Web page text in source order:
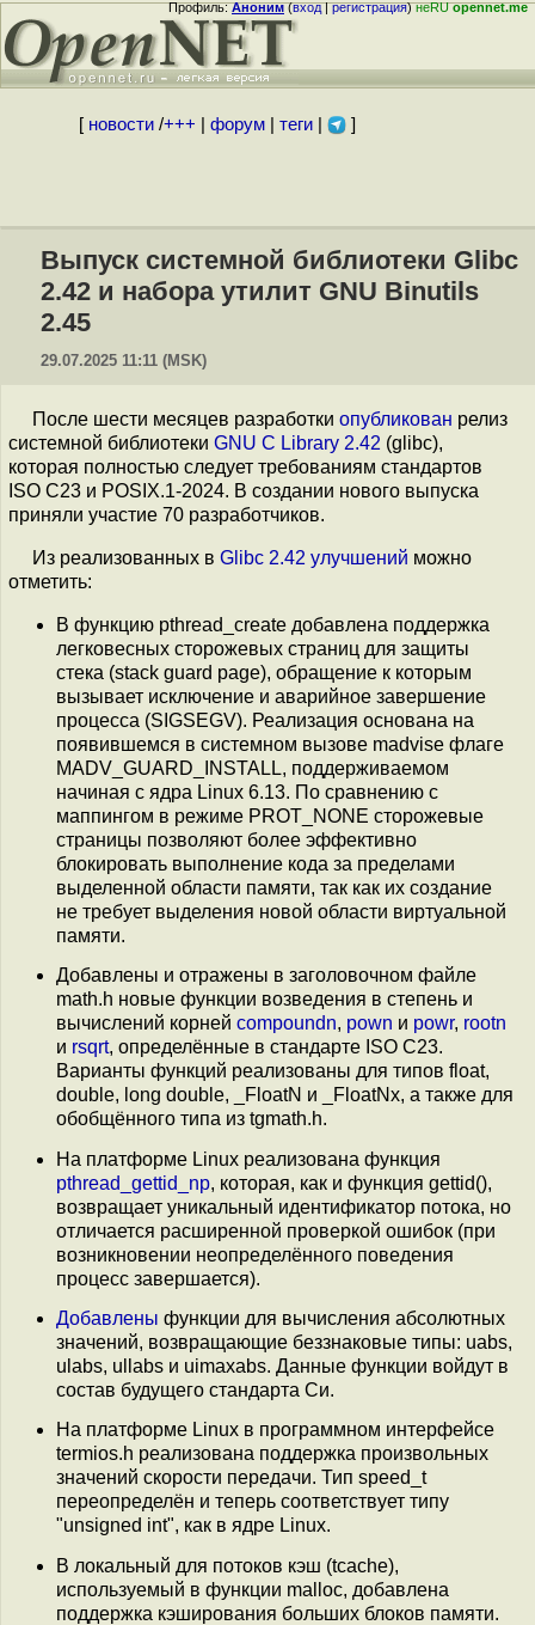
Профиль:Аноним(вход|регистрация)неRUopennet.me
[ новости/+++ форум| теги| ]
Выпуск системной библиотеки Glibc
2.42 и набора утилит GNU Binutils
2.45
29.07.2025 11:11 (MSK)
После шести месяцев разработки опубликован релиз
системной библиотеки GNU C Library 2.42 (glibc),
которая полностью следует требованиям стандартов
ISO C23 и POSIX.1-2024. В создании нового выпуска
приняли участие 70 разработчиков.
Из реализованных в Glibc 2.42 улучшений можно
отметить:
В функцию pthread_create добавлена поддержка
легковесных сторожевых страниц для защиты
стека (stack guard page), обращение к которым
вызывает исключение и аварийное завершение
процесса (SIGSEGV). Реализация основана на
появившемся в системном вызове madvise флаге
MADV_GUARD_INSTALL, поддерживаемом
начиная с ядра Linux 6.13. По сравнению с
маппингом в режиме PROT_NONE сторожевые
страницы позволяют более эффективно
блокировать выполнение кода за пределами
выделенной области памяти, так как их создание
не требует выделения новой области виртуальной
памяти.
Добавлены и отражены в заголовочном файле
math.h новые функции возведения в степень и
вычислений корней compoundn, pown и powr, rootn
и rsqrt, определённые в стандарте ISO C23.
Варианты функций реализованы для типов float,
double, long double, _FloatN и _FloatNx, а также для
обобщённого типа из tgmath.h.
На платформе Linux реализована функция
pthread_gettid_np, которая, как и функция gettid(),
возвращает уникальный идентификатор потока, но
отличается расширенной проверкой ошибок (при
возникновении неопределённого поведения
процесс завершается).
Добавлены функции для вычисления абсолютных
значений, возвращающие беззнаковые типы: uabs,
ulabs, ullabs и uimaxabs. Данные функции войдут в
состав будущего стандарта Си.
На платформе Linux в программном интерфейсе
termios.h реализована поддержка произвольных
значений скорости передачи. Тип speed_t
переопределён и теперь соответствует типу
"unsigned int", как в ядре Linux.
В локальный для потоков кэш (tcache),
используемый в функции malloc, добавлена
поддержка кэширования больших блоков памяти.